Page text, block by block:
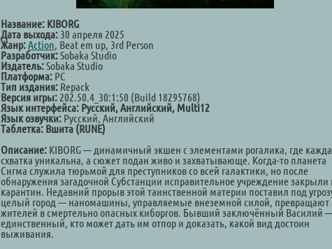
Название: KIBORG
Дата выхода: 30 апреля 2025
Жанр:Action, Beat em up, 3rd Person
Разработчик:Sobaka Studio
Издатель:Sobaka Studio
Платформа: PC
Тип издания: Repack
Версия игры: 202.50.4_30:1:50 (Build 18295768)
Язык интерфейса: Русский, Английский, Multi12
Язык озвучки: Русский, Английский
Таблетка: Вшита (RUNE)
Описание: KIBORG — динамичный экшен с элементами рогалика, где
схватка уникальна, а сюжет подан живо и захватывающе. Когда-то планета
Сигма служила тюрьмой для преступников со всей галактики, но после
обнаружения загадочной Субстанции исправительное учреждение закрыли
карантин. Недавний прорыв этой таинственной материи поставил под
целый город — наномашины, управляемые внеземной силой, превращают
жителей в смертельно опасных киборгов. Бывший заключённый Василий
единственный, кто может дать им отпор и доказать, какой вид достоин
выживания.